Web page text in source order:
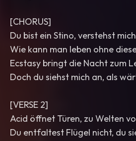
[CHORUS]
Du bist ein Stino, verstehst
Wie kann man leben ohne
Ecstasy bringt die Nacht zum
Doch du siehst mich an, als
[VERSE 2]
Acid öffnet Türen, zu Welten
Du entfaltest Flügel nicht, du